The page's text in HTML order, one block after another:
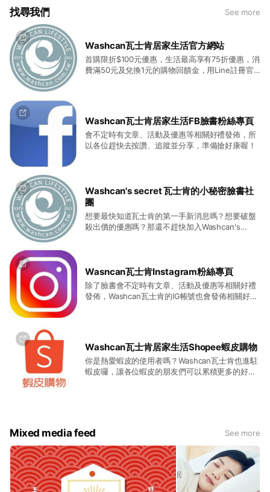
找尋我們 See more
Washcan瓦士肯居家生活官方網站
首購限折$100元優惠，生活最高享有75折優惠，消
費滿50元及兌換1元的購物回饋金，用Line註冊官
Washcan瓦士肯居家生活FB臉書粉絲專頁
會不定時有文章、活動及優惠等相關好禮發佈，所
以各位趕快去按讚、追蹤並分享，準備搶好康喔！
Washcan's secret 瓦士肯的小秘密臉書社
團
想要最快知道瓦士肯的第一手新消息嗎？想要破盤
殺出價的優惠嗎？那還不趕快加入Washcan's
Wasncan瓦士肯Instagram粉絲專頁
除了臉書會不定時有文章、活動及優惠等相關好禮
發佈，Washcan瓦士肯的IG帳號也會發佈相關好
Washcan瓦士肯居家生活Shopee蝦皮購物
你是熱愛蝦皮的使用者嗎？Washcan瓦士肯也進駐
蝦皮囉，讓各位蝦皮的朋友們可以累積更多的好康
Mixed media feed See more